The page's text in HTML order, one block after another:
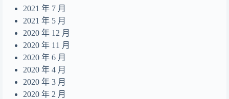
2021 年 7 月
2021 年 5 月
2020 年 12 月
2020 年 11 月
2020 年 6 月
2020 年 4 月
2020 年 3 月
2020 年 2 月